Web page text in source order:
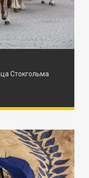
Стокгольма